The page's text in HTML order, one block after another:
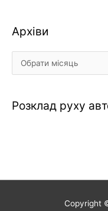
Архіви
Архіви
Розклад руху
Copyright